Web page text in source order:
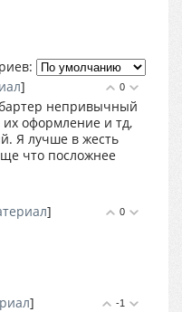
0
]
непривычный
их оформление и тд,
Я лучше в жесть
что посложнее
0
]
-1
]